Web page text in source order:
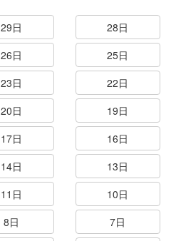
29日
28日
26日
25日
23日
22日
20日
19日
17日
16日
14日
13日
11日
10日
8日
7日